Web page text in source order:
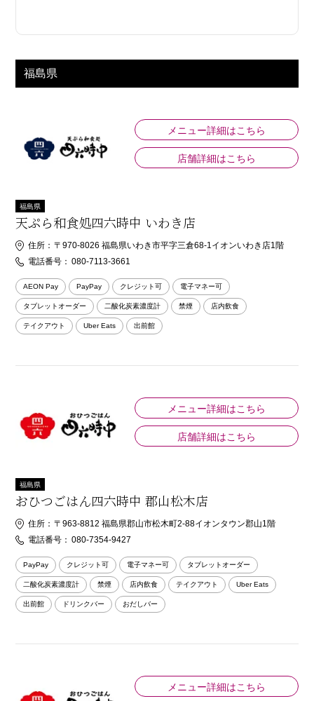
福島県
メニュー詳細はこちら
店舗詳細はこちら
福島県
天ぷら和食処四六時中 いわき店
住所： 〒970-8026 福島県いわき市平字三倉68-1イオンいわき店1階
電話番号： 080-7113-3661
AEON Pay PayPay クレジット可 電子マネー可
タブレットオーダー 二酸化炭素濃度計 禁煙 店内飲食
テイクアウト Uber Eats 出前館
メニュー詳細はこちら
店舗詳細はこちら
福島県
おひつごはん四六時中 郡山松木店
住所： 〒963-8812 福島県郡山市松木町2-88イオンタウン郡山1階
電話番号： 080-7354-9427
PayPay クレジット可 電子マネー可 タブレットオーダー
二酸化炭素濃度計 禁煙 店内飲食 テイクアウト Uber Eats
出前館 ドリンクバー おだしバー
メニュー詳細はこちら